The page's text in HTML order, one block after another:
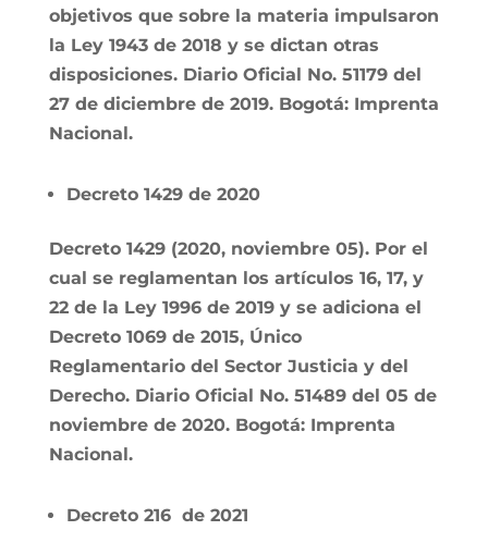
objetivos que sobre la materia impulsaron
la Ley 1943 de 2018 y se dictan otras
disposiciones. Diario Oficial No. 51179 del
27 de diciembre de 2019. Bogotá: Imprenta
Nacional.
Decreto 1429 de 2020
Decreto 1429 (2020, noviembre 05). Por el
cual se reglamentan los artículos 16, 17, y
22 de la Ley 1996 de 2019 y se adiciona el
Decreto 1069 de 2015, Único
Reglamentario del Sector Justicia y del
Derecho. Diario Oficial No. 51489 del 05 de
noviembre de 2020. Bogotá: Imprenta
Nacional.
Decreto 216 de 2021